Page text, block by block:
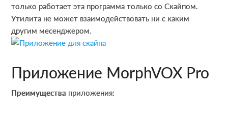
только работает эта программа только со Скайпом.
Утилита не может взаимодействовать ни с каким
другим месенджером.
Приложение MorphVOX Pro
Преимущества приложения: